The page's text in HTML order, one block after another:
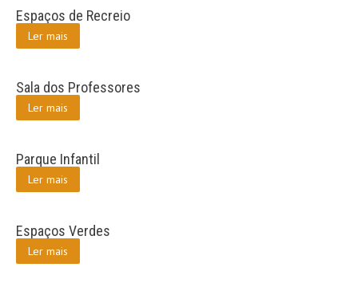
Espaços de Recreio
Ler mais
Sala dos Professores
Ler mais
Parque Infantil
Ler mais
Espaços Verdes
Ler mais